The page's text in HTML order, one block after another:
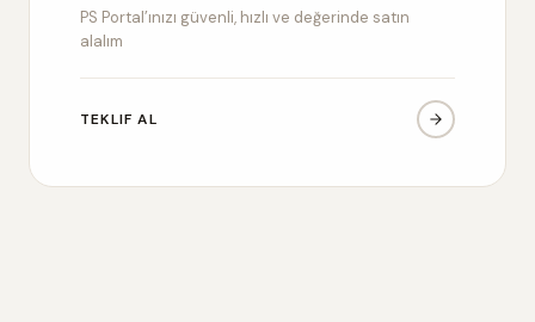
PS Portal’ınızı güvenli, hızlı ve değerinde satın
alalım
TEKLIF AL